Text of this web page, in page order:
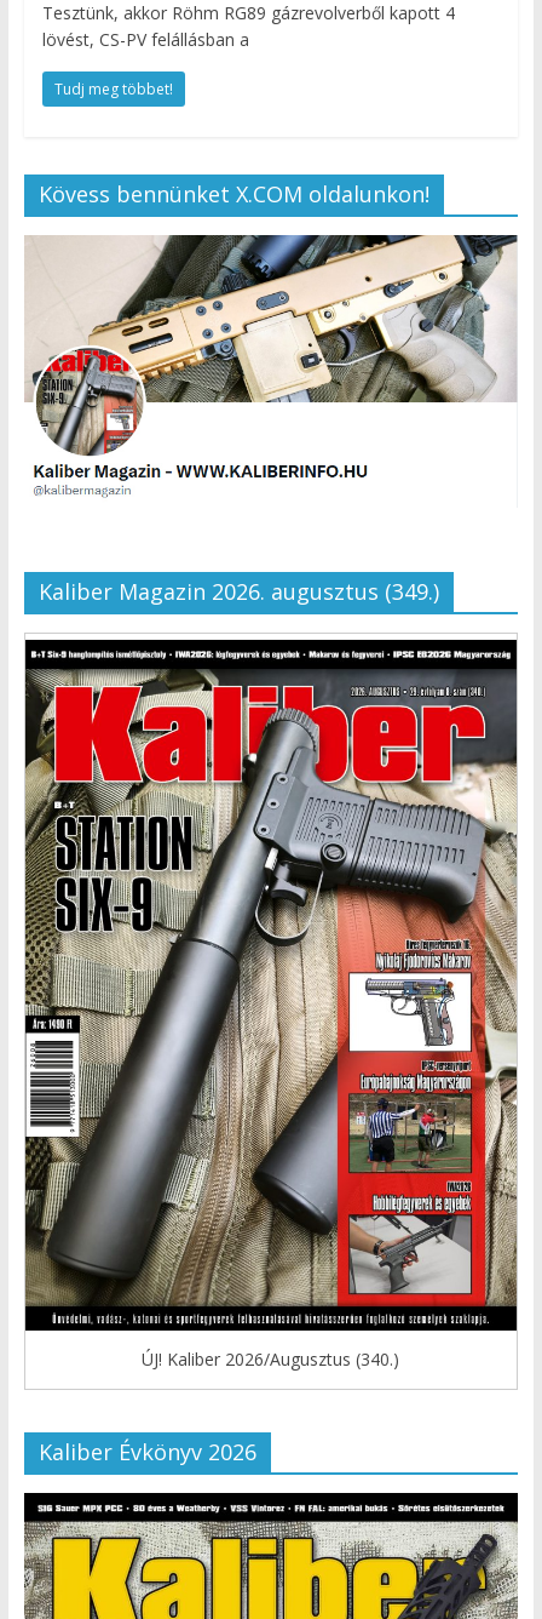
Tesztünk, akkor Röhm RG89 gázrevolverből kapott 4
lövést, CS-PV felállásban a
Tudj meg többet!
Kövess bennünket X.COM oldalunkon!
Kaliber Magazin 2026. augusztus (349.)
ÚJ! Kaliber 2026/Augusztus (340.)
Kaliber Évkönyv 2026